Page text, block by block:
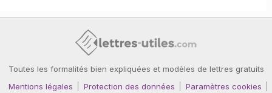
Toutes les formalités bien expliquées et modèles de lettres gratuits
Mentions légales
Protection des données
Paramètres cookies